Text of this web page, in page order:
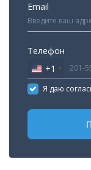
Email
Телефон
United
States
+1
+1
Я даю